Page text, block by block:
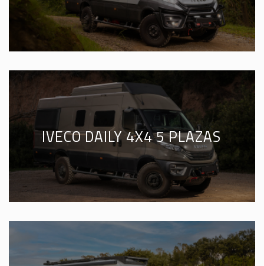
IVECO DAILY 4X4 5 PLAZAS